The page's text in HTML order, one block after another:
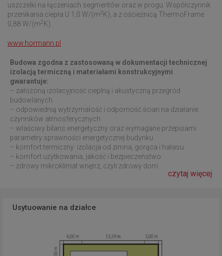
uszczelki na łączeniach segmentów oraz w progu. Współczynnik
przenikania ciepła U 1,0 W/(m2 K), a z ościeżnicą ThermoFrame
0,88 W/(m2 K).
www.hormann.pl
Budowa zgodna z zastosowaną w dokumentacji technicznej
izolacją termiczną i materiałami konstrukcyjnymi
gwarantuje:
– założoną izolacyjność cieplną i akustyczną przegród
budowlanych
– odpowiednią wytrzymałość i odporność ścian na działanie
czynników atmosferycznych
– właściwy bilans energetyczny oraz wymagane przepisami
parametry sprawności energetycznej budynku
– komfort termiczny: izolacja od zimna, gorąca i hałasu
– komfort użytkowania, jakość i bezpieczeństwo
– zdrowy mikroklimat wnętrz, czyli zdrowy dom
czytaj więcej
Usytuowanie na działce